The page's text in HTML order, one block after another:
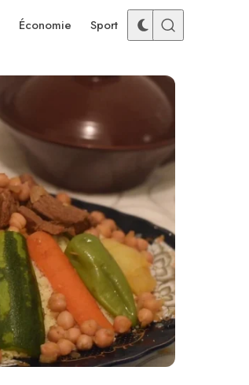
Économie Sport